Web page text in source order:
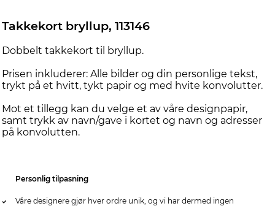
Takkekort bryllup, 113146
Dobbelt takkekort til bryllup.
Prisen inkluderer: Alle bilder og din personlige tekst,
trykt på et hvitt, tykt papir og med hvite konvolutter.
Mot et tillegg kan du velge et av våre designpapir,
samt trykk av navn/gave i kortet og navn og adresser
på konvolutten.
Personlig tilpasning
Våre designere gjør hver ordre unik, og vi har dermed ingen